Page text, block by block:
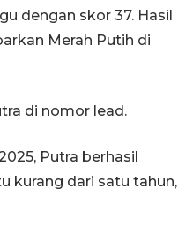
dengan skor 37. Hasil
Merah Putih di
di nomor lead.
Putra berhasil
kurang dari satu tahun,